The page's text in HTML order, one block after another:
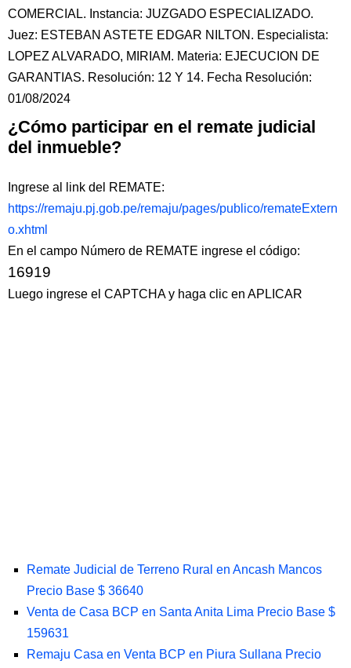
COMERCIAL. Instancia: JUZGADO ESPECIALIZADO.
Juez: ESTEBAN ASTETE EDGAR NILTON. Especialista:
LOPEZ ALVARADO, MIRIAM. Materia: EJECUCION DE
GARANTIAS. Resolución: 12 Y 14. Fecha Resolución:
01/08/2024
¿Cómo participar en el remate judicial
del inmueble?
Ingrese al link del REMATE:
https://remaju.pj.gob.pe/remaju/pages/publico/remateExtern
o.xhtml
En el campo Número de REMATE ingrese el código:
16919
Luego ingrese el CAPTCHA y haga clic en APLICAR
Remate Judicial de Terreno Rural en Ancash Mancos
Precio Base $ 36640
Venta de Casa BCP en Santa Anita Lima Precio Base $
159631
Remaju Casa en Venta BCP en Piura Sullana Precio